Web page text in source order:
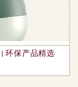
环保产品精选